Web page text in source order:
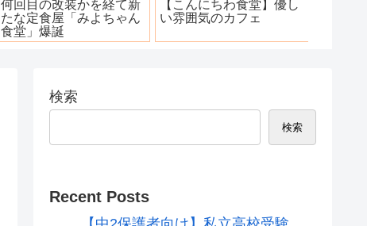
【ふじみ野】素敵なステ
ーキ！ワンダーステー
キ！
ハンバーグ工房 川越新河
岸店
検索
検索
Recent Posts